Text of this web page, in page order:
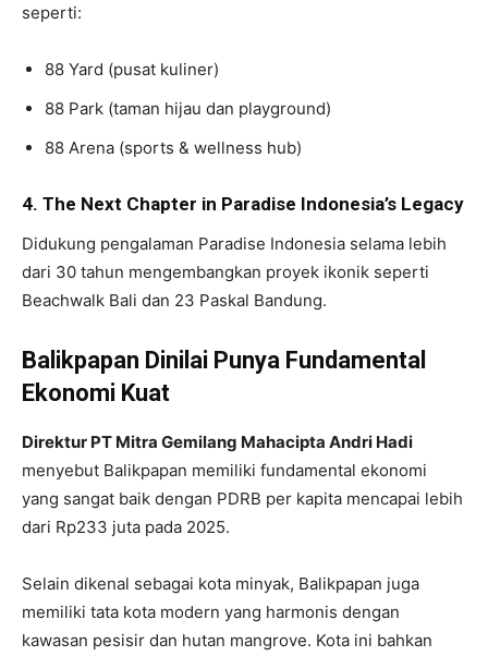
seperti:
88 Yard (pusat kuliner)
88 Park (taman hijau dan playground)
88 Arena (sports & wellness hub)
4. The Next Chapter in Paradise Indonesia’s Legacy
Didukung pengalaman Paradise Indonesia selama lebih
dari 30 tahun mengembangkan proyek ikonik seperti
Beachwalk Bali dan 23 Paskal Bandung.
Balikpapan Dinilai Punya Fundamental
Ekonomi Kuat
Direktur PT Mitra Gemilang Mahacipta Andri Hadi
menyebut Balikpapan memiliki fundamental ekonomi
yang sangat baik dengan PDRB per kapita mencapai lebih
dari Rp233 juta pada 2025.
Selain dikenal sebagai kota minyak, Balikpapan juga
memiliki tata kota modern yang harmonis dengan
kawasan pesisir dan hutan mangrove. Kota ini bahkan